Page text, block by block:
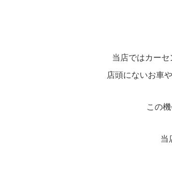
当店ではカーセ
店頭にないお車
この
当